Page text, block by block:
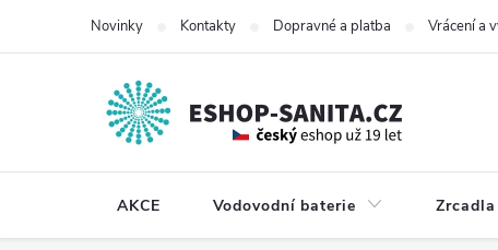
Novinky Kontakty Dopravné a platba Vrácení a
AKCE Vodovodní baterie Zrcadla